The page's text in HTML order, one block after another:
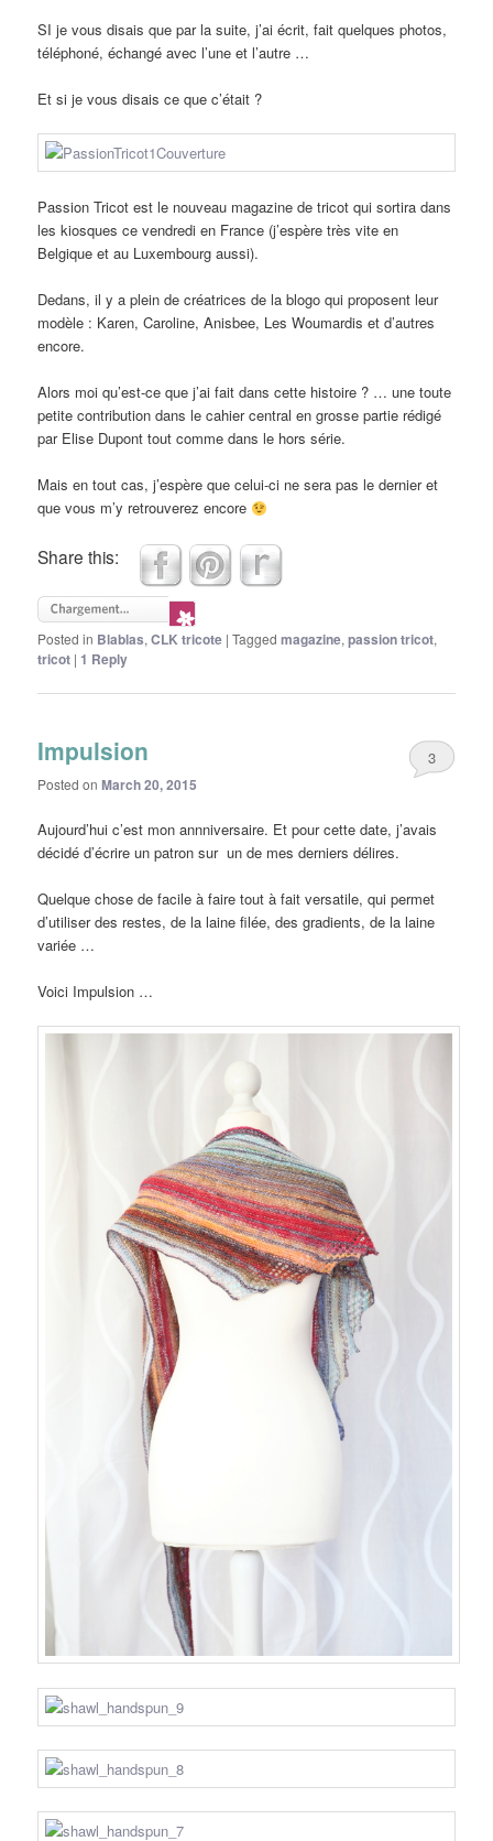
SI je vous disais que par la suite, j’ai écrit, fait quelques photos,
téléphoné, échangé avec l’une et l’autre …
Et si je vous disais ce que c’était ?
Passion Tricot est le nouveau magazine de tricot qui sortira dans
les kiosques ce vendredi en France (j’espère très vite en
Belgique et au Luxembourg aussi).
Dedans, il y a plein de créatrices de la blogo qui proposent leur
modèle : Karen, Caroline, Anisbee, Les Woumardis et d’autres
encore.
Alors moi qu’est-ce que j’ai fait dans cette histoire ? … une toute
petite contribution dans le cahier central en grosse partie rédigé
par Elise Dupont tout comme dans le hors série.
Mais en tout cas, j’espère que celui-ci ne sera pas le dernier et
que vous m’y retrouverez encore
Share this:
Posted in Blablas,CLK tricote |Tagged magazine,passion tricot,
tricot | 1 Reply
Impulsion
Posted onMarch 20, 2015
3
Aujourd’hui c’est mon annniversaire. Et pour cette date, j’avais
décidé d’écrire un patron sur un de mes derniers délires.
Quelque chose de facile à faire tout à fait versatile, qui permet
d’utiliser des restes, de la laine filée, des gradients, de la laine
variée …
Voici Impulsion …